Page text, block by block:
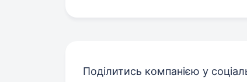
Поділитись компанією у